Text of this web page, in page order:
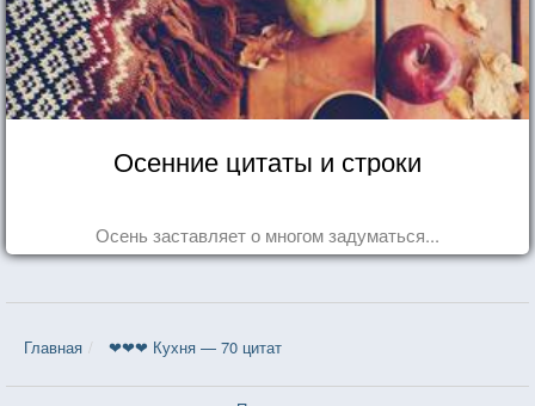
Осенние цитаты и строки
Осень заставляет о многом задуматься...
Главная ❤❤❤ Кухня — 70 цитат